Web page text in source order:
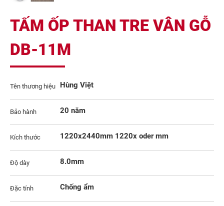
TẤM ỐP THAN TRE VÂN GỖ
DB-11M
Tên thương hiệu Hùng Việt
Bảo hành 20 năm
Kích thước 1220x2440mm 1220x oder mm
Độ dày 8.0mm
Đặc tính Chống ẩm